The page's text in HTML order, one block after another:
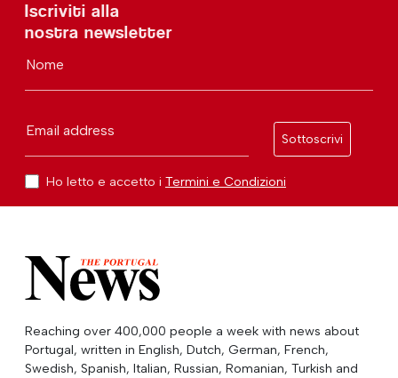
Iscriviti alla
nostra newsletter
Nome
Email address
Sottoscrivi
Ho letto e accetto i Termini e Condizioni
Reaching over 400,000 people a week with news about
Portugal, written in English, Dutch, German, French,
Swedish, Spanish, Italian, Russian, Romanian, Turkish and